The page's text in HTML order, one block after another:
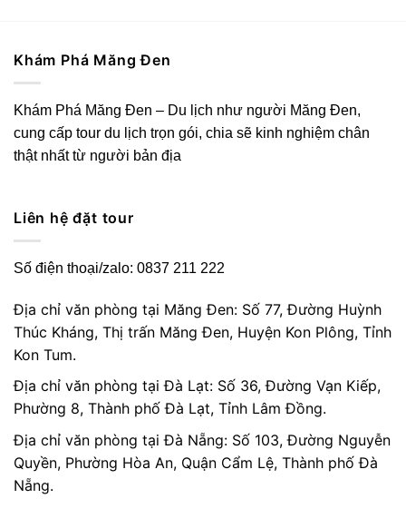
Khám Phá Măng Đen
Khám Phá Măng Đen – Du lịch như người Măng Đen,
cung cấp tour du lịch trọn gói, chia sẽ kinh nghiệm chân
thật nhất từ người bản địa
Liên hệ đặt tour
Số điện thoại/zalo: 0837 211 222
Địa chỉ văn phòng tại Măng Đen: Số 77, Đường Huỳnh
Thúc Kháng, Thị trấn Măng Đen, Huyện Kon Plông, Tỉnh
Kon Tum.
Địa chỉ văn phòng tại Đà Lạt: Số 36, Đường Vạn Kiếp,
Phường 8, Thành phố Đà Lạt, Tỉnh Lâm Đồng.
Địa chỉ văn phòng tại Đà Nẵng: Số 103, Đường Nguyễn
Quyền, Phường Hòa An, Quận Cẩm Lệ, Thành phố Đà
Nẵng.